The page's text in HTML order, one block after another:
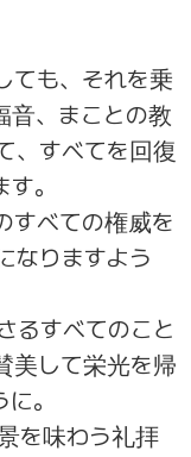
ても、それを乗
音、まことの教
、すべてを回復
。
すべての権威を
なりますよう
るすべてのこと
美して栄光を帰
。
を味わう礼拝